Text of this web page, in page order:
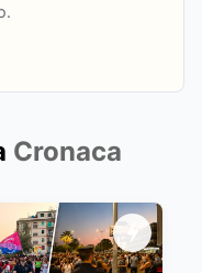
Cronaca